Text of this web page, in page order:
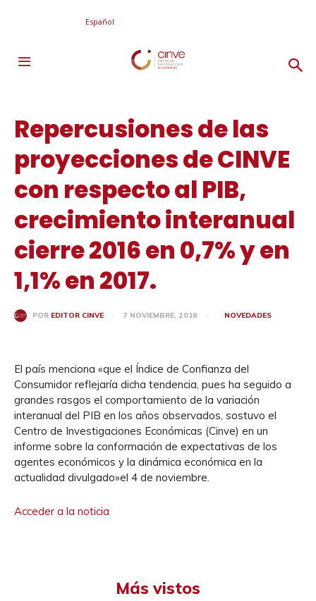
Español
Repercusiones de las
proyecciones de CINVE
con respecto al PIB,
crecimiento interanual
cierre 2016 en 0,7% y en
1,1% en 2017.
POR EDITOR CINVE 7 NOVIEMBRE, 2016 NOVEDADES
El país menciona «que el Índice de Confianza del
Consumidor reflejaría dicha tendencia, pues ha seguido a
grandes rasgos el comportamiento de la variación
interanual del PIB en los años observados, sostuvo el
Centro de Investigaciones Económicas (Cinve) en un
informe sobre la conformación de expectativas de los
agentes económicos y la dinámica económica en la
actualidad divulgado»el 4 de noviembre.
Acceder a la noticia
Más vistos